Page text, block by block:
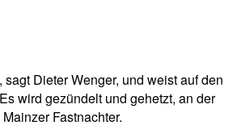
Dieter Wenger, und weist auf den
wird gezündelt und gehetzt, an der
Fastnachter.